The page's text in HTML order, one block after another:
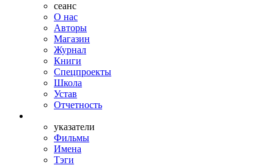
сеанс
О нас
Авторы
Магазин
Журнал
Книги
Спецпроекты
Школа
Устав
Отчетность
указатели
Фильмы
Имена
Тэги